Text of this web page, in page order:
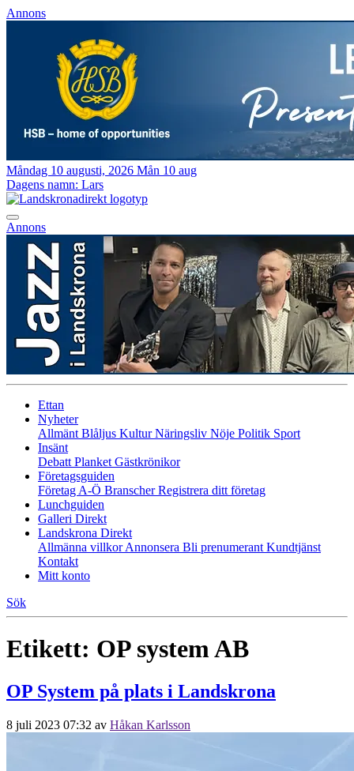
Annons
Måndag 10 augusti, 2026 Mån 10 aug
Dagens namn: Lars
Annons
Ettan
Nyheter
Allmänt Blåljus KulturNäringsliv Nöje Politik Sport
Insänt
Debatt Planket Gästkrönikor
Företagsguiden
Företag A-Ö BranscherRegistrera ditt företag
Lunchguiden
Galleri Direkt
Landskrona Direkt
Allmänna villkorAnnonsera Bli prenumerant Kundtjänst
Kontakt
Mitt konto
Sök
Etikett: OP system AB
OP System på plats i Landskrona
8 juli 2023 07:32 av Håkan Karlsson